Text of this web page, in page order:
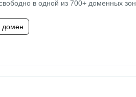
в одной из 700+ доменных зон.
домен